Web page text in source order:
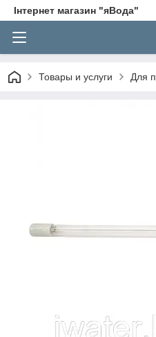
Інтернет магазин "яВода"
Товары и услуги Для